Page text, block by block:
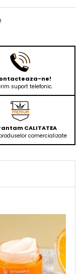
ne!
suport telefonic.
CALITATEA
comercializate